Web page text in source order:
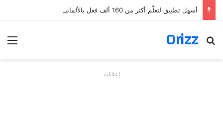
أسهل تطبيق لتعلّم أكثر من 160 ألف فعل بالألمانية
Orizz
بحث عن
إعلانات